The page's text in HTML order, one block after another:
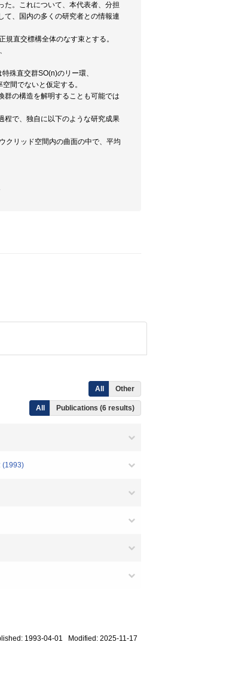
た。これについて、本代表者、分担
て、国内の多くの研究者との情報連
直交標構全体のなす束とする。
殊直交群SO(n)のリー環、
間でないと仮定する。
群の構造を解明することも可能では
程で、独自に以下のような研究成果
クリッド空間内の曲面の中で、平均
All Other
All Publications (6 results)
(1993)
1993-04-01 Modified: 2025-11-17